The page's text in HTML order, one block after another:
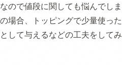
ので値段に関しても悩んでしま
場合、トッピングで少量使った
して与えるなどの工夫をしてみ